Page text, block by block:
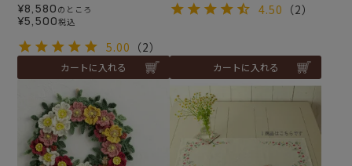
¥8,580 のところ
¥5,500税込
5.00 （2）
カートに入れる
4.50 （2）
カートに入れる